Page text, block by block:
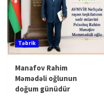
Təbrik
Manafov Rahim
Məmədəli oğlunun
doğum günüdür